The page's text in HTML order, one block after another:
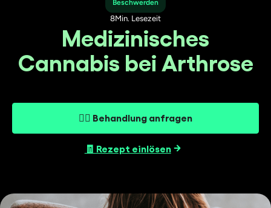
Beschwerden
8Min. Lesezeit
Medizinisches
Cannabis bei Arthrose
👨‍⚕️ Behandlung anfragen
🧾 Rezept einlösen